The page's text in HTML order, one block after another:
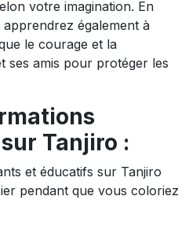
votre imagination. En
également à
le courage et la
ses amis pour protéger les
Tanjiro :
et éducatifs sur Tanjiro
pendant que vous coloriez